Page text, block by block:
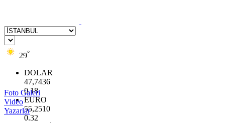
29°
DOLAR
47,7436
0.18
EURO
55,2510
0.32
Foto Galeri
Video
Yazarlar